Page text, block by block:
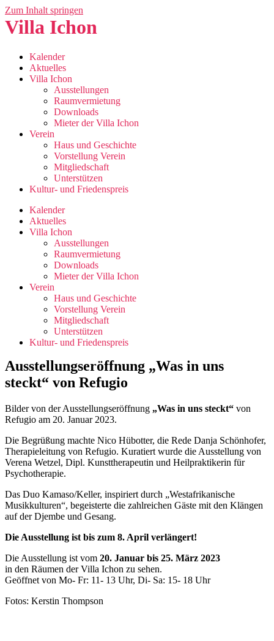
Zum Inhalt springen
Villa Ichon
Kalender
Aktuelles
Villa Ichon
Ausstellungen
Raumvermietung
Downloads
Mieter der Villa Ichon
Verein
Haus und Geschichte
Vorstellung Verein
Mitgliedschaft
Unterstützen
Kultur- und Friedenspreis
Kalender
Aktuelles
Villa Ichon
Ausstellungen
Raumvermietung
Downloads
Mieter der Villa Ichon
Verein
Haus und Geschichte
Vorstellung Verein
Mitgliedschaft
Unterstützen
Kultur- und Friedenspreis
Ausstellungseröffnung „Was in uns
steckt“ von Refugio
Bilder von der Ausstellungseröffnung „Was in uns steckt“ von
Refugio am 20. Januar 2023.
Die Begrüßung machte Nico Hübotter, die Rede Danja Schönhofer,
Therapieleitung von Refugio. Kuratiert wurde die Ausstellung von
Verena Wetzel, Dipl. Kunsttherapeutin und Heilpraktikerin für
Psychotherapie.
Das Duo Kamaso/Keller, inspiriert durch „Westafrikanische
Musikkulturen“, begeisterte die zahlreichen Gäste mit den Klängen
auf der Djembe und Gesang.
Die Ausstellung ist bis zum 8. April verlängert!
Die Ausstellung ist vom 20. Januar bis 25. März 2023
in den Räumen der Villa Ichon zu sehen.
Geöffnet von Mo- Fr: 11- 13 Uhr, Di- Sa: 15- 18 Uhr
Fotos: Kerstin Thompson